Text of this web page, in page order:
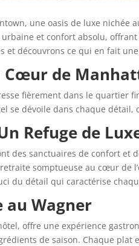
une oasis de luxe
et confort absolu,
et découvrons ce qui en fait
Cœur de
fièrement dans le quartier
se dévoile dans chaque
Refuge de
des sanctuaires de confort
somptueuse au cœur de
du détail qui caractérise
au Wagner
offre une expérience
de saison. Chaque plat